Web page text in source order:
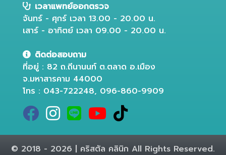
เวลาแพทย์ออกตรวจ
จันทร์ - ศุกร์ เวลา 13.00 - 20.00 น.
เสาร์ - อาทิตย์ เวลา 09.00 - 20.00 น.
ติดต่อสอบถาม
ที่อยู่ : 82 ถ.ถีนานนท์ ต.ตลาด อ.เมือง
จ.มหาสารคาม 44000
โทร : 043-722248, 096-860-9909
© 2018 - 2026 | คริสตัล คลินิก All Rights Reserved.